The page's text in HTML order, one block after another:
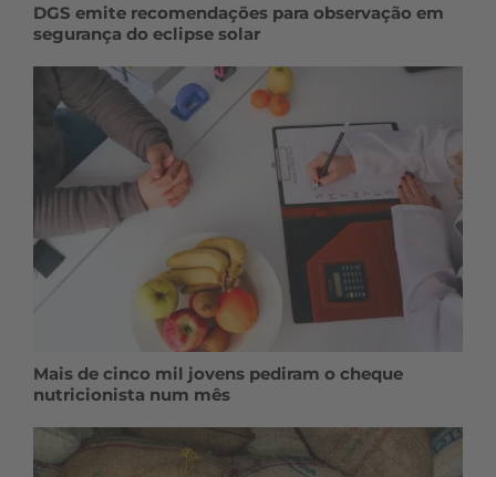
DGS emite recomendações para observação em
segurança do eclipse solar
Mais de cinco mil jovens pediram o cheque
nutricionista num mês